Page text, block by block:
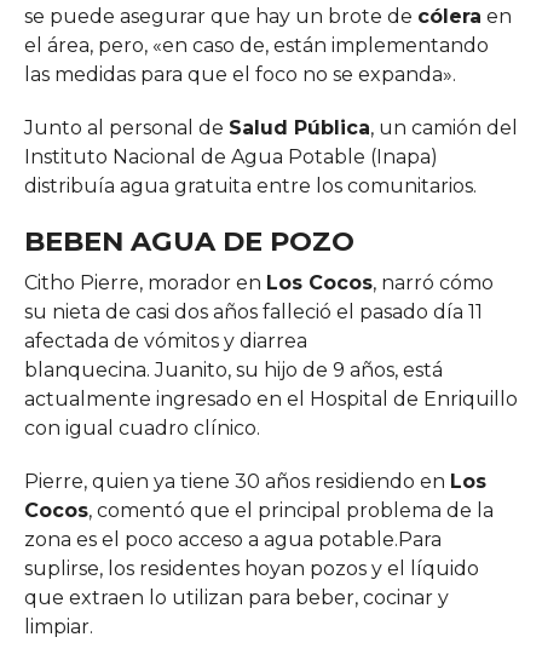
se puede asegurar que hay un brote de cólera en
el área, pero, «en caso de, están implementando
las medidas para que el foco no se expanda».
Junto al personal de Salud Pública, un camión del
Instituto Nacional de Agua Potable (Inapa)
distribuía agua gratuita entre los comunitarios.
BEBEN AGUA DE POZO
Citho Pierre, morador en Los Cocos, narró cómo
su nieta de casi dos años falleció el pasado día 11
afectada de vómitos y diarrea
blanquecina. Juanito, su hijo de 9 años, está
actualmente ingresado en el Hospital de Enriquillo
con igual cuadro clínico.
Pierre, quien ya tiene 30 años residiendo en Los
Cocos, comentó que el principal problema de la
zona es el poco acceso a agua potable.Para
suplirse, los residentes hoyan pozos y el líquido
que extraen lo utilizan para beber, cocinar y
limpiar.